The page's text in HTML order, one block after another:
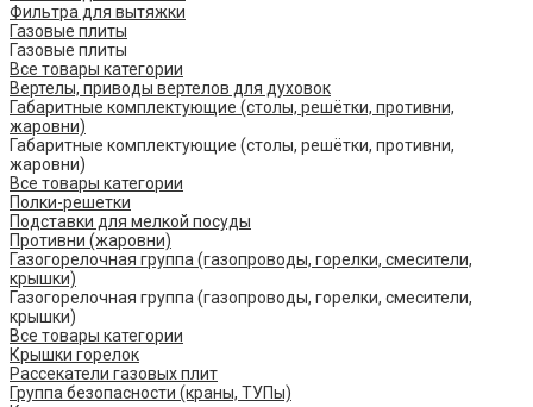
Фильтра для вытяжки
Газовые плиты
Газовые плиты
Все товары категории
Вертелы, приводы вертелов для духовок
Габаритные комплектующие (столы, решётки, противни,
жаровни)
Габаритные комплектующие (столы, решётки, противни,
жаровни)
Все товары категории
Полки-решетки
Подставки для мелкой посуды
Противни (жаровни)
Газогорелочная группа (газопроводы, горелки, смесители,
крышки)
Газогорелочная группа (газопроводы, горелки, смесители,
крышки)
Все товары категории
Крышки горелок
Рассекатели газовых плит
Группа безопасности (краны, ТУПы)